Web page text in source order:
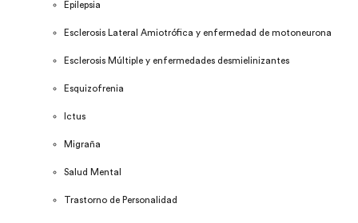
Epilepsia
Esclerosis Lateral Amiotrófica y enfermedad de motoneurona
Esclerosis Múltiple y enfermedades desmielinizantes
Esquizofrenia
Ictus
Migraña
Salud Mental
Trastorno de Personalidad